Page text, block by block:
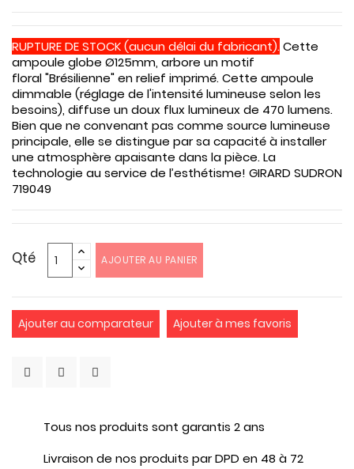
RUPTURE DE STOCK (aucun délai du fabricant).Cette
ampoule globe Ø125mm, arbore un motif
floral "Brésilienne" en relief imprimé. Cette ampoule
dimmable (réglage de l'intensité lumineuse selon les
besoins), diffuse un doux flux lumineux de 470 lumens.
Bien que ne convenant pas comme source lumineuse
principale, elle se distingue par sa capacité à installer
une atmosphère apaisante dans la pièce. La
technologie au service de l’esthétisme! GIRARD SUDRON
719049
Qté AJOUTER AU PANIER
Ajouter au comparateur Ajouter à mes favoris
Tous nos produits sont garantis 2 ans
Livraison de nos produits par DPD en 48 à 72